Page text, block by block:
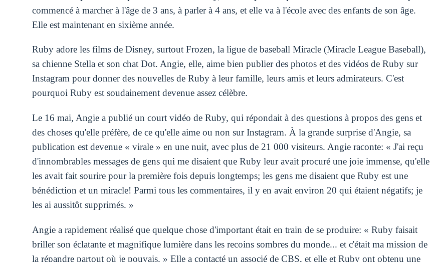
commencé à marcher à l'âge de 3 ans, à parler à 4 ans, et elle va à l'école avec des enfants de son âge.
Elle est maintenant en sixième année.
Ruby adore les films de Disney, surtout Frozen, la ligue de baseball Miracle (Miracle League Baseball),
sa chienne Stella et son chat Dot. Angie, elle, aime bien publier des photos et des vidéos de Ruby sur
Instagram pour donner des nouvelles de Ruby à leur famille, leurs amis et leurs admirateurs. C'est
pourquoi Ruby est soudainement devenue assez célèbre.
Le 16 mai, Angie a publié un court vidéo de Ruby, qui répondait à des questions à propos des gens et
des choses qu'elle préfère, de ce qu'elle aime ou non sur Instagram. À la grande surprise d'Angie, sa
publication est devenue « virale » en une nuit, avec plus de 21 000 visiteurs. Angie raconte: « J'ai reçu
d'innombrables messages de gens qui me disaient que Ruby leur avait procuré une joie immense, qu'elle
les avait fait sourire pour la première fois depuis longtemps; les gens me disaient que Ruby est une
bénédiction et un miracle! Parmi tous les commentaires, il y en avait environ 20 qui étaient négatifs; je
les ai aussitôt supprimés. »
Angie a rapidement réalisé que quelque chose d'important était en train de se produire: « Ruby faisait
briller son éclatante et magnifique lumière dans les recoins sombres du monde... et c'était ma mission de
la répandre partout où je pouvais. » Elle a contacté un associé de CBS, et elle et Ruby ont obtenu une